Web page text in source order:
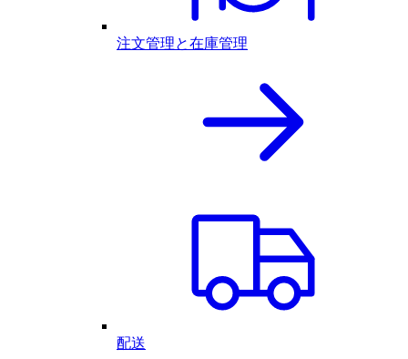
注文管理と在庫管理
配送